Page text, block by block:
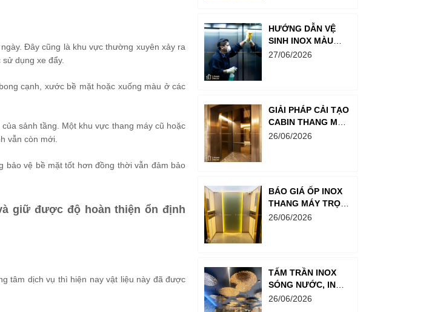
Đây cũng là khu vực thường xuyên xảy ra
dụng xe đẩy.
cạnh, xước bề mặt hoặc xuống màu ở các
sảnh tầng. Một khu vực thang máy cũ hoặc
vẫn còn mới.
bảo vệ bề mặt tốt hơn đồng thời vẫn đảm bảo
giữ được độ hoàn thiện ổn định
tâm dịch vụ thì hiện nay vật liệu này đã được
HƯỚNG DẪN VỆ
SINH INOX MÀU
PVD CHUẨN
27/06/2026
GIẢI PHÁP CẢI TẠO
CABIN THANG MÁY
CŨ BẰNG INOX MẠ
26/06/2026
BÁO GIÁ ỐP INOX
THANG MÁY TRỌN
GÓI MỚI NHẤT
26/06/2026
TẤM TRẦN INOX
SÓNG NƯỚC, INOX
MÀU TRÀ: GIẢI
26/06/2026